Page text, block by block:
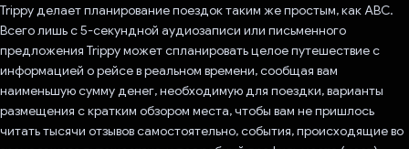
Trippy делает планирование поездок таким же простым, как ABC.
Всего лишь с 5-секундной аудиозаписи или письменного
предложения Trippy может спланировать целое путешествие с
информацией о рейсе в реальном времени, сообщая вам
наименьшую сумму денег, необходимую для поездки, варианты
размещения с кратким обзором места, чтобы вам не пришлось
читать тысячи отзывов самостоятельно, события, происходящие во